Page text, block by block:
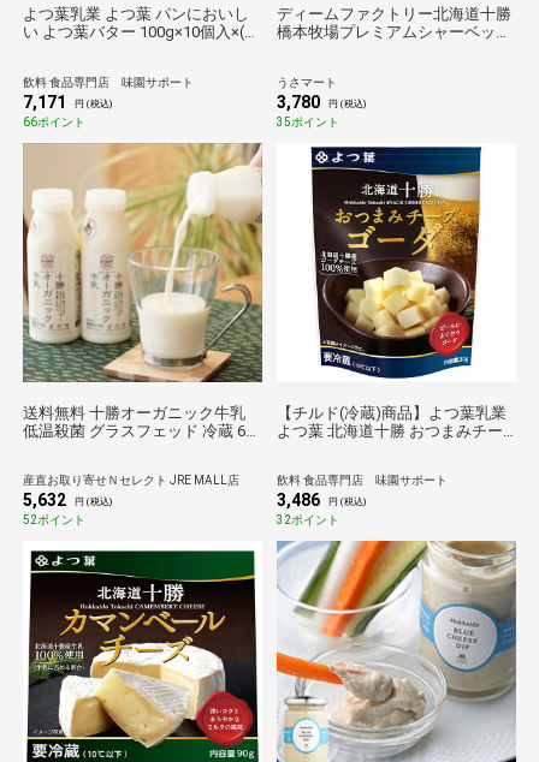
よつ葉乳業 よつ葉 パンにおいし
い よつ葉バター 100g×10個入×(2
海道 よつ葉
飲料 食品専門店 味園サポート
7,171 円 (税込)
66ポイント
ディームファクトリー北海道十勝
橋本牧場プレミアムシャーベット
うさマート
3,780 円 (税込)
35ポイント
送料無料 十勝オーガニック牛乳
低温殺菌 グラスフェッド 冷蔵 6本
産直お取り寄せＮセレクト JRE MALL店
5,632 円 (税込)
52ポイント
【チルド(冷蔵)商品】よつ葉乳業
よつ葉 北海道十勝 おつまみチー
海道 よつ葉
飲料 食品専門店 味園サポート
3,486 円 (税込)
32ポイント